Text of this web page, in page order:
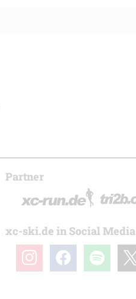
Partner
xc-ski.de in Social Media
instagramfacebookspotify